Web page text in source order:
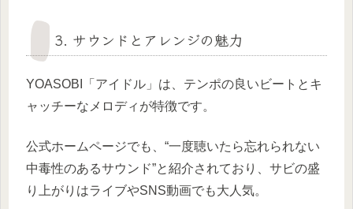
3. サウンドとアレンジの魅力
YOASOBI「アイドル」は、テンポの良いビートとキ
ャッチーなメロディが特徴です。
公式ホームページでも、“一度聴いたら忘れられない
中毒性のあるサウンド”と紹介されており、サビの盛
り上がりはライブやSNS動画でも大人気。